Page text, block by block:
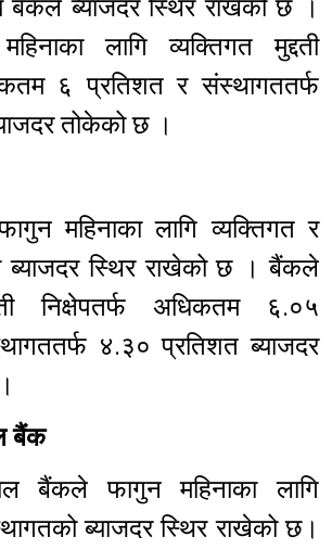
बैंकले ब्याजदर स्थिर राखेको छ ।
लागि व्यक्तिगत मुद्दती
६ प्रतिशत र संस्थागततर्फ
तोकेको छ ।
महिनाका लागि व्यक्तिगत र
ब्याजदर स्थिर राखेको छ । बैंकले
निक्षेपतर्फ अधिकतम ६.०५
४.३० प्रतिशत ब्याजदर
बैंक
बैंकले फागुन महिनाका लागि
ब्याजदर स्थिर राखेको छ।